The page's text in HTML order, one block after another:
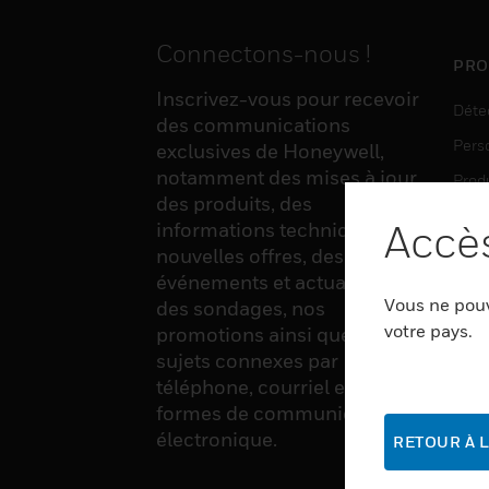
Connectons-nous !
Inscrivez-vous pour recevoir
des communications
exclusives de Honeywell,
notamment des mises à jour
des produits, des
informations techniques, de
nouvelles offres, des
événements et actualités,
des sondages, nos
promotions ainsi que divers
sujets connexes par
téléphone, courriel et autres
formes de communication
électronique.
Vous ne
votre pays.
RETOUR À